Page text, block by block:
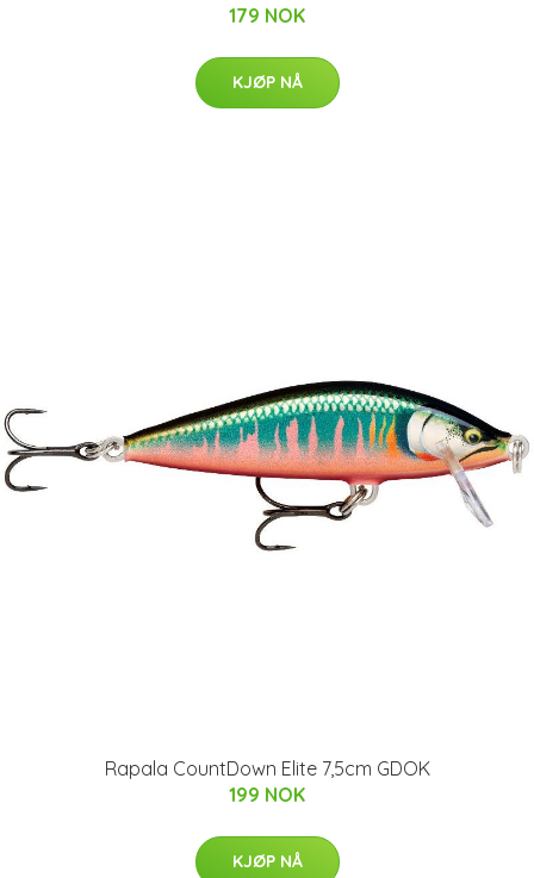
179 NOK
KJØP NÅ
Rapala CountDown Elite 7,5cm GDOK
199 NOK
KJØP NÅ